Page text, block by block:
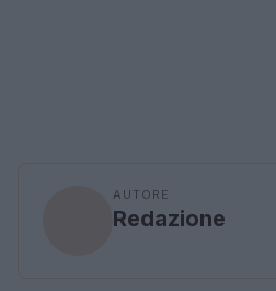
AUTORE
Redazione